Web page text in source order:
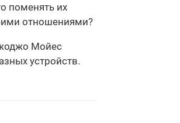
поменять их
отношениями?
Мойес
устройств.